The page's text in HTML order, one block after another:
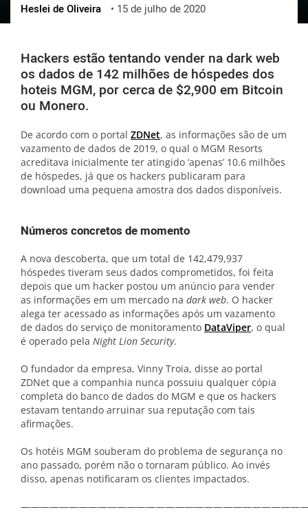
ქართული
vietnamese
Heslei de Oliveira • 15 de julho de 2020
Hackers estão tentando vender na dark web
os dados de 142 milhões de hóspedes dos
hoteis MGM, por cerca de $2,900 em Bitcoin
ou Monero.
De acordo com o portal ZDNet, as informações são de um
vazamento de dados de 2019, o qual o MGM Resorts
acreditava inicialmente ter atingido ‘apenas’ 10.6 milhões
de hóspedes, já que os hackers publicaram para
download uma pequena amostra dos dados disponíveis.
Números concretos de momento
A nova descoberta, que um total de 142,479,937
hóspedes tiveram seus dados comprometidos, foi feita
depois que um hacker postou um anúncio para vender
as informações em um mercado na dark web. O hacker
alega ter acessado as informações após um vazamento
de dados do serviço de monitoramento DataViper, o qual
é operado pela Night Lion Security.
O fundador da empresa, Vinny Troia, disse ao portal
ZDNet que a companhia nunca possuiu qualquer cópia
completa do banco de dados do MGM e que os hackers
estavam tentando arruinar sua reputação com tais
afirmações.
Os hotéis MGM souberam do problema de segurança no
ano passado, porém não o tornaram público. Ao invés
disso, apenas notificaram os clientes impactados.